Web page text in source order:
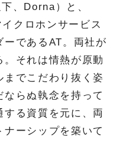
、Dorna）と、
クロホンサービス
ーであるAT。両社が
。それは情熱が原動
までこだわり抜く姿
らぬ執念を持って
る資質を元に、両
ーシップを築いて